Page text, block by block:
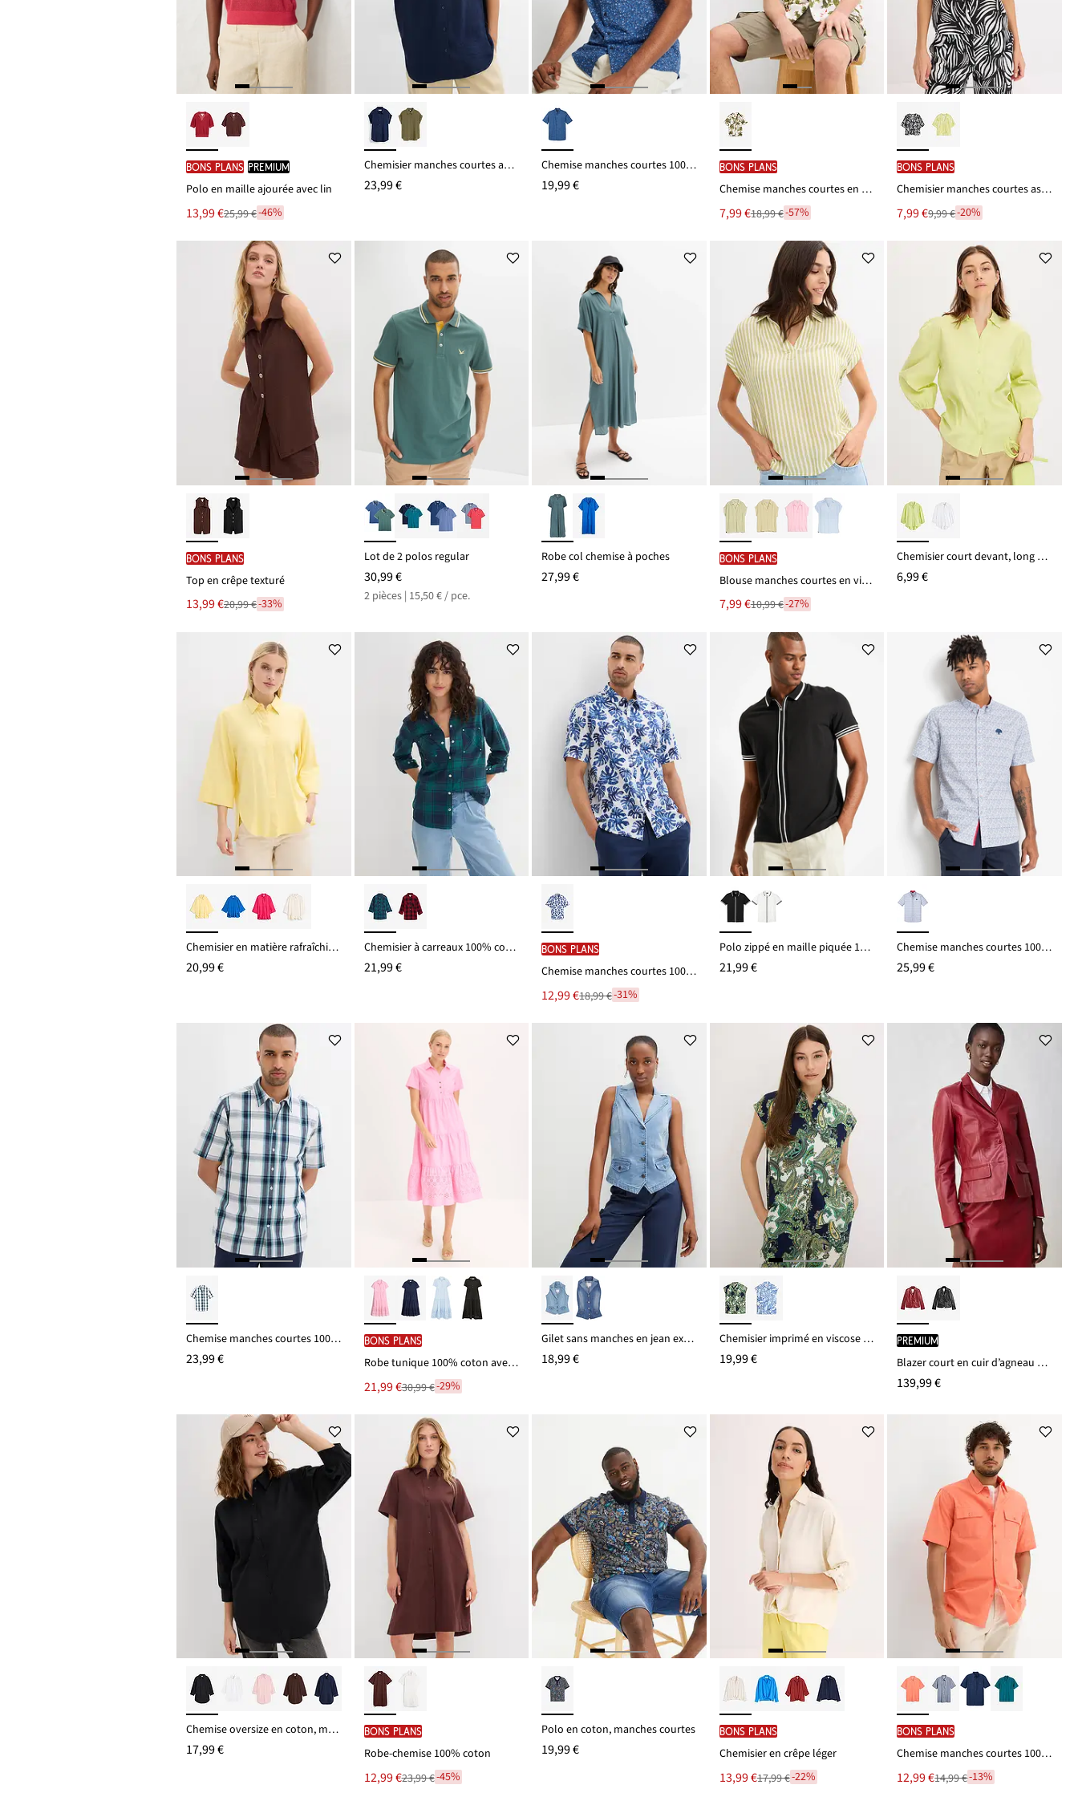
BONS PLANS PREMIUM
Polo en maille ajourée avec lin
Le
nouveau
prix
13,99 €
Remise25,99 €-46%
Chemisier manches courtes avec polyester recyclé
23,99 €
Chemise manches courtes 100% coton
19,99 €
BONS PLANS
Chemise manches courtes en viscose fluide
Le
nouveau
7,99 €
Remise18,99 €-57%
BONS PLANS
Chemisier manches courtes aspect lin
Le
nouveau
7,99 €
Remise9,99 €-20%
BONS PLANS
Top en crêpe texturé
Le
nouveau
13,99 €
Remise20,99 €-33%
Lot de 2 polos regular
30,99 €
2 pièces | 15,50 € / pce.
Robe col chemise à poches
27,99 €
BONS PLANS
Blouse manches courtes en viscose fluide
Le
nouveau
7,99 €
Remise10,99 €-27%
Chemisier court devant, long derrière, manches ballon
6,99 €
Chemisier en matière rafraîchissante
20,99 €
Chemisier à carreaux 100% coton
21,99 €
BONS PLANS
Chemise manches courtes 100% coton
Le
nouveau
prix
12,99 €
Remise18,99 €-31%
Polo zippé en maille piquée 100% coton
21,99 €
Chemise manches courtes 100% coton
25,99 €
Chemise manches courtes 100% coton
23,99 €
BONS PLANS
Robe tunique 100% coton avec broderies anglaises
Le
nouveau
21,99 €
Remise30,99 €-29%
Gilet sans manches en jean extensible
18,99 €
Chemisier imprimé en viscose fluide
19,99 €
PREMIUM
Blazer court en cuir d’agneau nappa
139,99 €
Chemise oversize en coton, manches 3/4
17,99 €
BONS PLANS
Robe-chemise 100% coton
Le
nouveau
12,99 €
Remise23,99 €-45%
Polo en coton, manches courtes
19,99 €
BONS PLANS
Chemisier en crêpe léger
Le
nouveau
13,99 €
Remise17,99 €-22%
BONS PLANS
Chemise manches courtes 100 % coton
Le
nouveau
12,99 €
Remise14,99 €-13%